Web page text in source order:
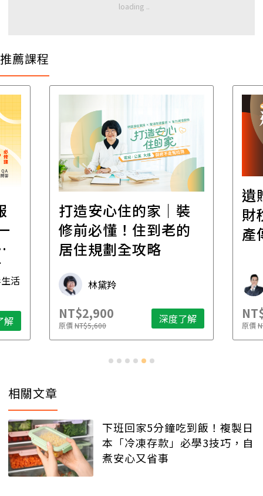
推薦課程
活
解
打造安心住的家｜裝
修前必懂！住到老的
居住規劃全攻略
林黛羚
NT$2,900
原價NT$5,600 深度了解
遺
財
產
原價
相關文章
下班回家5分鐘吃到飯！複製日
本「冷凍存款」必學3技巧，自
煮安心又省事